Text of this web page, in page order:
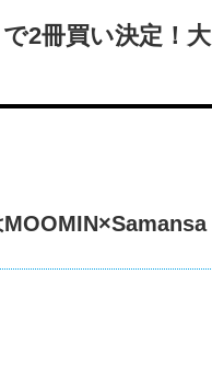
2冊買い決定！大